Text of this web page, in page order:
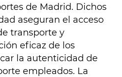
de Madrid. Dichos
aseguran el acceso
transporte y
eficaz de los
la autenticidad de
empleados. La